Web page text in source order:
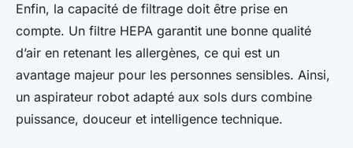
Enfin, la capacité de filtrage doit être prise en
compte. Un filtre HEPA garantit une bonne qualité
d’air en retenant les allergènes, ce qui est un
avantage majeur pour les personnes sensibles. Ainsi,
un aspirateur robot adapté aux sols durs combine
puissance, douceur et intelligence technique.